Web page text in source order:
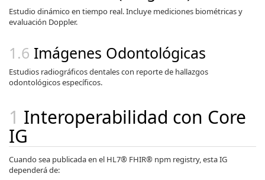
Estudio dinámico en tiempo real. Incluye mediciones biométricas y
evaluación Doppler.
Imágenes Odontológicas
Estudios radiográficos dentales con reporte de hallazgos
odontológicos específicos.
Interoperabilidad con Core
IG
Cuando sea publicada en el HL7® FHIR® npm registry, esta IG
dependerá de: